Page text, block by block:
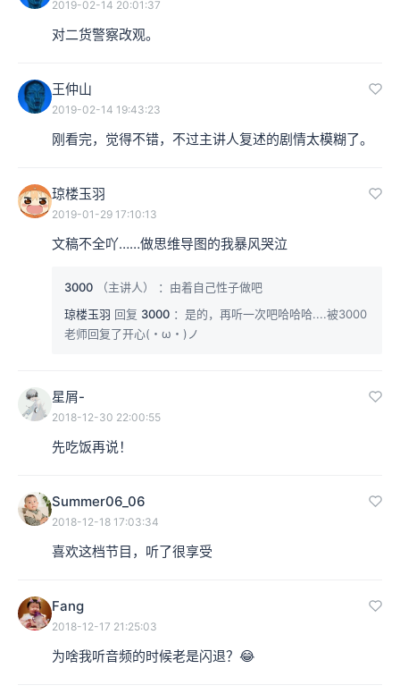
2019-02-14 20:01:37
对二货警察改观。
王仲山
2019-02-14 19:43:23
刚看完，觉得不错，不过主讲人复述的剧情太模糊了。
琼楼玉羽
2019-01-29 17:10:13
文稿不全吖……做思维导图的我暴风哭泣
3000 （主讲人）
：由着自己性子做吧
琼楼玉羽 回复 3000 ：是的，再听一次吧哈哈哈....被3000
老师回复了开心(・ω・)ノ
星屑-
2018-12-30 22:00:55
先吃饭再说！
Summer06_06
2018-12-18 17:03:34
喜欢这档节目，听了很享受
Fang
2018-12-17 21:25:03
为啥我听音频的时候老是闪退？😂